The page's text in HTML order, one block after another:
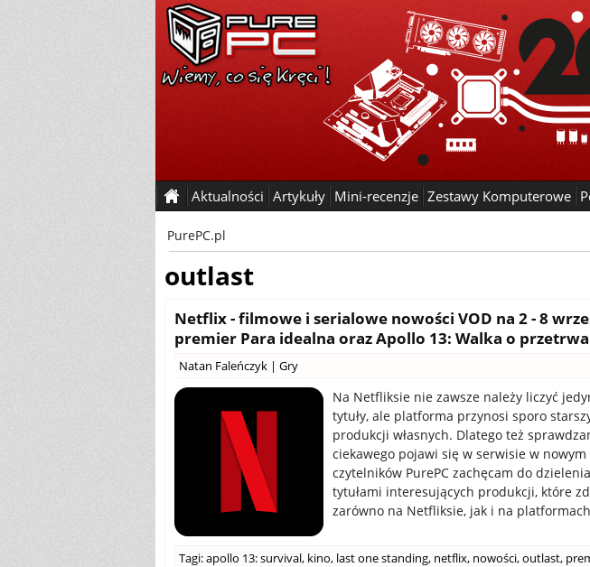
Aktualności Artykuły Mini-recenzje Zestawy Komputerowe
PurePC.pl
outlast
Netflix - filmowe i serialowe nowości VOD na 2 - 8
premier Para idealna oraz Apollo 13: Walka o
Natan Faleńczyk | Gry
Na Netfliksie nie zawsze należy liczyć
tytuły, ale platforma przynosi sporo
produkcji własnych. Dlatego też
ciekawego pojawi się w serwisie w
czytelników PurePC zachęcam do
tytułami interesujących produkcji, które
zarówno na Netfliksie, jak i na
Tagi:apollo 13: survival, kino, last one standing, netflix, nowości,outlast,